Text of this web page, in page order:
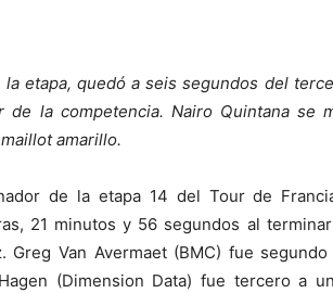
etapa, quedó a seis segundos del
la competencia. Nairo Quintana se
amarillo.
de la etapa 14 del Tour de
21 minutos y 56 segundos al
Greg Van Avermaet (BMC) fue
(Dimension Data) fue tercero a